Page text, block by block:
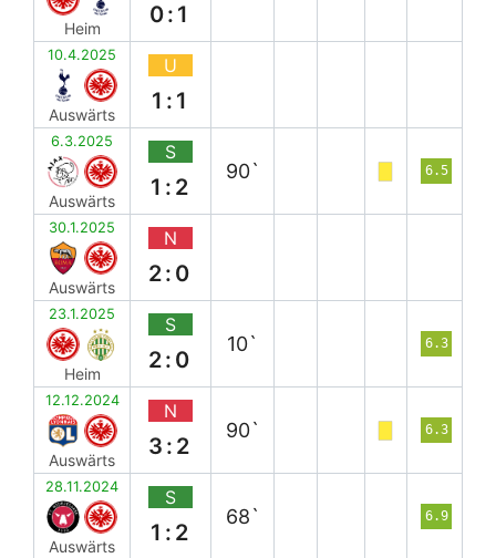
Heim
0:1
10.4.2025
Auswärts
U
1:1
6.3.2025
Auswärts
S
1:2
90` 6.5
30.1.2025
Auswärts
N
2:0
23.1.2025
Heim
S
2:0
10` 6.3
12.12.2024
Auswärts
N
3:2
90` 6.3
28.11.2024
Auswärts
S
1:2
68` 6.9